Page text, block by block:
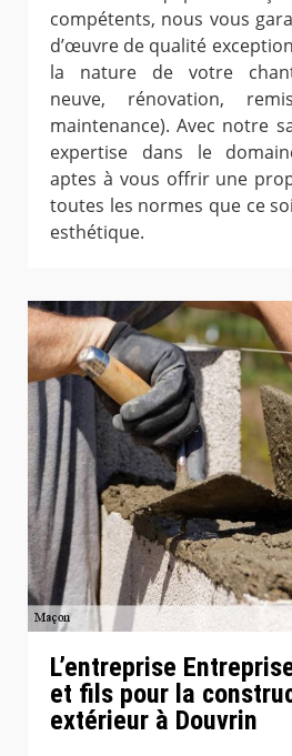
compétents, nous vous
d’œuvre de qualité
la nature de votre
neuve, rénovation,
maintenance). Avec notre
expertise dans le
aptes à vous offrir une
toutes les normes que ce
esthétique.
L’entreprise
et fils pour la
extérieur à Douvrin